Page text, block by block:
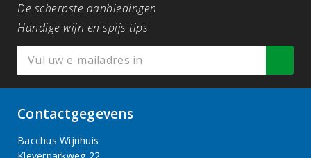
De scherpste aanbiedingen
Handige wijn en spijs tips
Contactgegevens
Bacchus Wijnhuis